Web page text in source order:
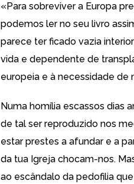
«Para sobreviver a Europa
podemos ler no seu livro
parece ter ficado vazia
vida e dependente de
europeia e à necessidade de
Numa homília escassos dias
de tal ser reproduzido nos
estar prestes a afundar e a
da tua Igreja chocam-nos.
ao escândalo da pedofilia